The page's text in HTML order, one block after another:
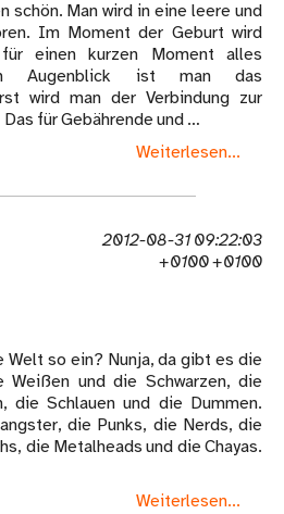
schön. Man wird in eine leere und
Im Moment der Geburt wird
einen kurzen Moment alles
Augenblick ist man das
wird man der Verbindung zur
für Gebährende und …
Weiterlesen...
2012-08-31 09:22:03
+0100 +0100
Welt so ein? Nunja, da gibt es die
Weißen und die Schwarzen, die
die Schlauen und die Dummen.
die Punks, die Nerds, die
die Metalheads und die Chayas.
Weiterlesen...